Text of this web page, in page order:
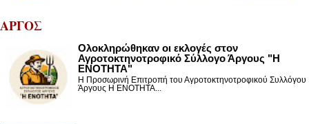
ΑΡΓΟΣ
Ολοκληρώθηκαν οι εκλογές στον
Αγροτοκτηνοτροφικό Σύλλογο Άργους "Η
ΕΝΟΤΗΤΑ"
Η Προσωρινή Επιτροπή του Αγροτοκτηνοτροφικού Συλλόγου
Άργους Η ΕΝΟΤΗΤΑ...